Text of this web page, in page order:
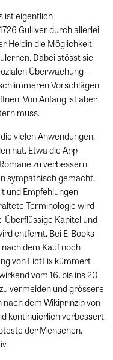
ist eigentlich
Gulliver durch allerlei
Heldin die Möglichkeit,
Dabei stösst sie
Überwachung –
Vorschlägen
Von Anfang ist aber
muss.
vielen Anwendungen,
hat. Etwa die App
zu verbessern.
sympathisch gemacht,
und Empfehlungen
Terminologie wird
Überflüssige Kapitel und
entfernt. Bei E-Books
dem Kauf noch
von FictFix kümmert
vom 16. bis ins 20.
vermeiden und grössere
dem Wikiprinzip von
kontinuierlich verbessert
der Menschen.